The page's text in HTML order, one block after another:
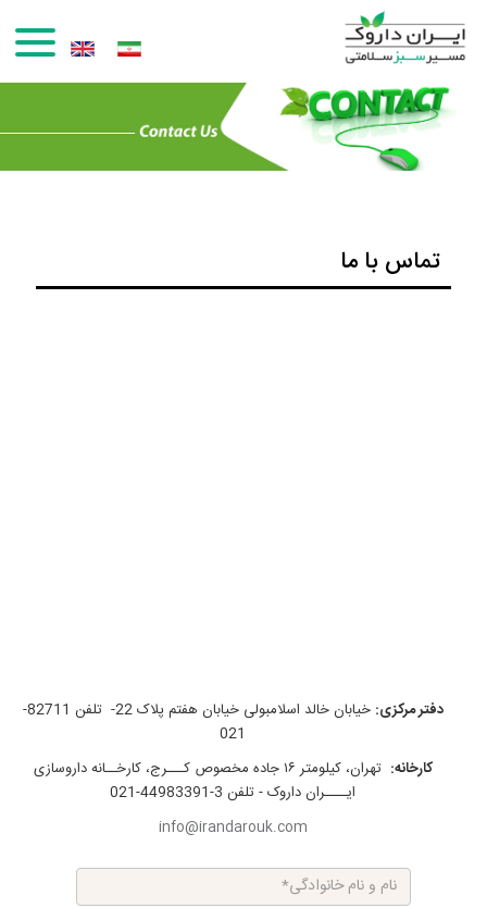
رفتن به محتوای اصلی
تماس با ما
دفتر مرکزی:
خیابان خالد اسلامبولی خیابان هفتم پلاک 22- تلفن 82711-
021
کارخانه:
تهران، کیلومتر ۱۶ جاده مخصوص کـــرج، کارخــانه داروسازی
ایــــران داروک - تلفن 3-44983391-021
info@irandarouk.com
نام و نام خانوادگی*